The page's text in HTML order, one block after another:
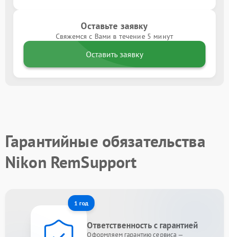
Оставьте заявку
Свяжемся с Вами в течение 5 минут
Оставить заявку
Гарантийные обязательства
Nikon RemSupport
1 год
Ответственность с гарантией
Оформляем гарантию сервиса —